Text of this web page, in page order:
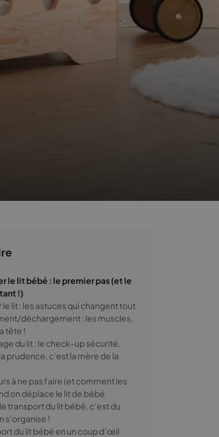
le lit bébé : le premier pas (et le
!)
le lit : les astuces qui changent tout
déchargement : les muscles,
tête !
du lit : le check-up sécurité,
prudence, c’est la mère de la
à ne pas faire (et comment les
on déplace le lit de bébé
transport du lit bébé, c’est du
s’organise !
du lit bébé en un coup d’œil